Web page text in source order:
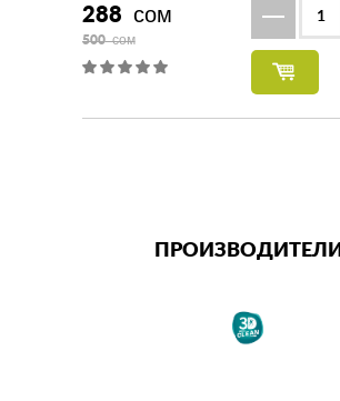
288 сом
500сом
ПРОИЗВОДИТЕЛИ